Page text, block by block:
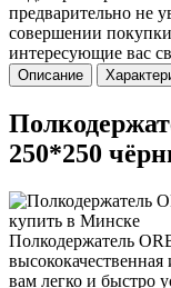
предварительно не
совершении
интересующие вас
Описание
250*250
Полкодержатель
вам легко и быстро